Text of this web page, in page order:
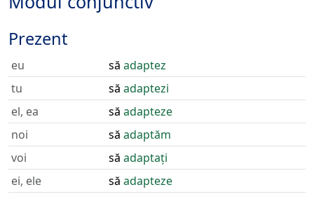
Prezent
eu să adaptez
tu
să adaptezi
el, ea
să adapteze
noi
să adaptăm
voi
să adaptați
ei, ele
să adapteze